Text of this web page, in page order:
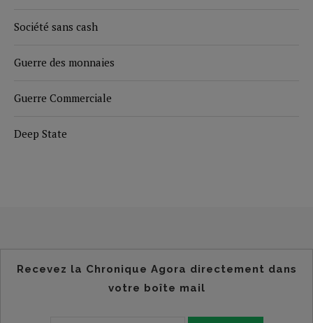
Société sans cash
Guerre des monnaies
Guerre Commerciale
Deep State
Recevez la Chronique Agora directement dans
votre boîte mail